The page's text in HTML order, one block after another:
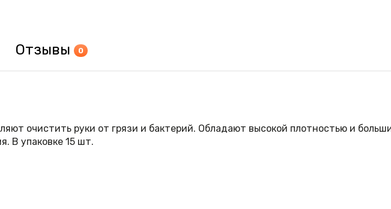
Отзывы 0
очистить руки от грязи и бактерий. Обладают высокой плотностью и
В упаковке 15 шт.